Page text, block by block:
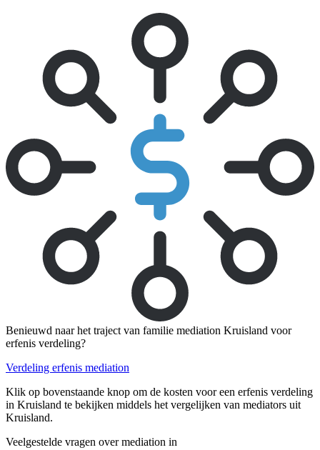
Benieuwd naar het traject van familie mediation Kruisland voor
erfenis verdeling?
Verdeling erfenis mediation
Klik op bovenstaande knop om de kosten voor een erfenis verdeling
in Kruisland te bekijken middels het vergelijken van mediators uit
Kruisland.
Veelgestelde vragen over mediation in